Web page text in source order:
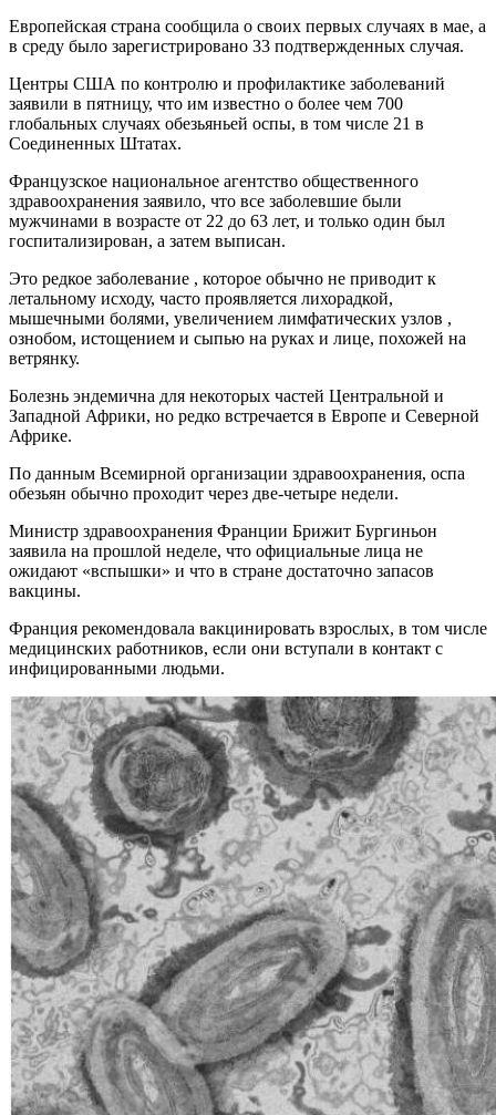
Европейская страна сообщила о своих первых случаях в мае, а
в среду было зарегистрировано 33 подтвержденных случая.
Центры США по контролю и профилактике заболеваний
заявили в пятницу, что им известно о более чем 700
глобальных случаях обезьяньей оспы, в том числе 21 в
Соединенных Штатах.
Французское национальное агентство общественного
здравоохранения заявило, что все заболевшие были
мужчинами в возрасте от 22 до 63 лет, и только один был
госпитализирован, а затем выписан.
Это редкое заболевание , которое обычно не приводит к
летальному исходу, часто проявляется лихорадкой,
мышечными болями, увеличением лимфатических узлов ,
ознобом, истощением и сыпью на руках и лице, похожей на
ветрянку.
Болезнь эндемична для некоторых частей Центральной и
Западной Африки, но редко встречается в Европе и Северной
Африке.
По данным Всемирной организации здравоохранения, оспа
обезьян обычно проходит через две-четыре недели.
Министр здравоохранения Франции Брижит Бургиньон
заявила на прошлой неделе, что официальные лица не
ожидают «вспышки» и что в стране достаточно запасов
вакцины.
Франция рекомендовала вакцинировать взрослых, в том числе
медицинских работников, если они вступали в контакт с
инфицированными людьми.